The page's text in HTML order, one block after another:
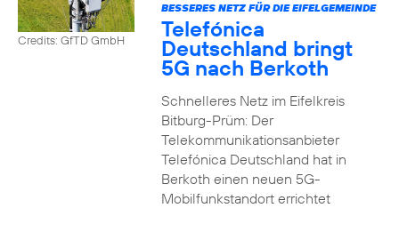
Credits: GfTD GmbH
BESSERES NETZ FÜR DIE EIFELGEMEINDE
Telefónica
Deutschland bringt
5G nach Berkoth
Schnelleres Netz im Eifelkreis
Bitburg-Prüm: Der
Telekommunikationsanbieter
Telefónica Deutschland hat in
Berkoth einen neuen 5G-
Mobilfunkstandort errichtet